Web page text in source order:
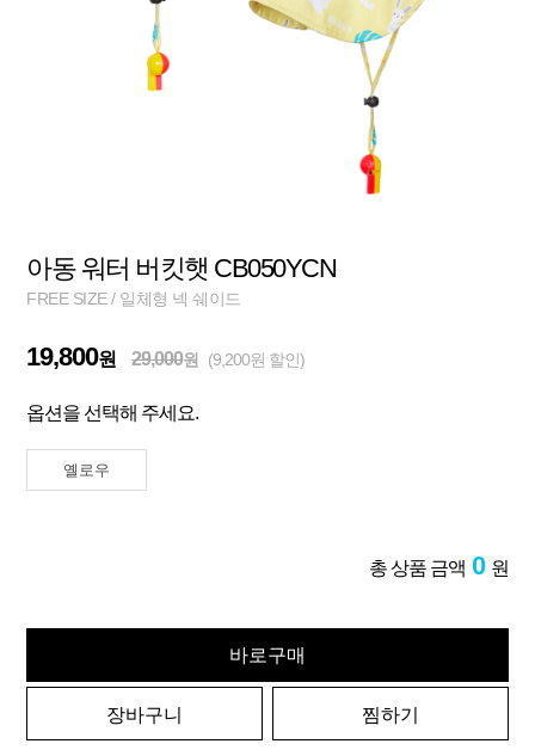
아동 워터 버킷햇 CB050YCN
FREE SIZE / 일체형 넥 쉐이드
19,800원 29,000원 (9,200원 할인)
옵션을 선택해 주세요.
옐로우
총 상품 금액 0 원
바로구매
장바구니 찜하기